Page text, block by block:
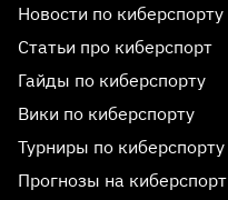
Новости по киберспорту
Статьи про киберспорт
Гайды по киберспорту
Вики по киберспорту
Турниры по киберспорту
Прогнозы на киберспорт